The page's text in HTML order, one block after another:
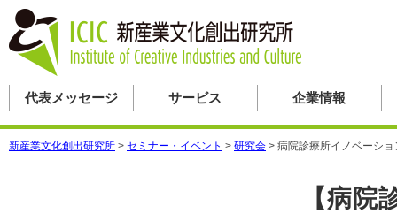
代表メッセージ サービス 企業情報
新産業文化創出研究所 > セミナー・イベント > 研究会 > 病院診療所イノベーショ
【病